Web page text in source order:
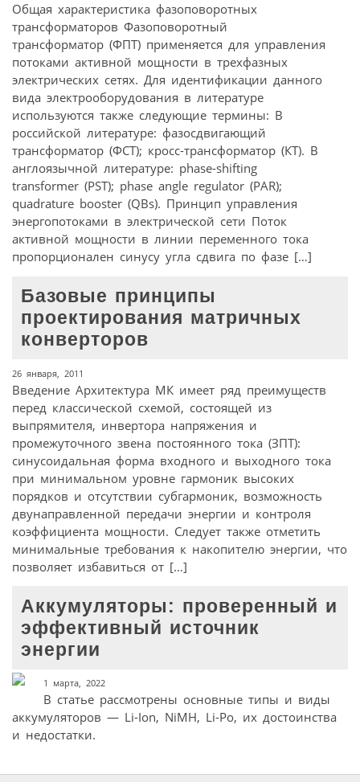
Общая характеристика фазоповоротных
трансформаторов Фазоповоротный
трансформатор (ФПТ) применяется для управления
потоками активной мощности в трехфазных
электрических сетях. Для идентификации данного
вида электрооборудования в литературе
используются также следующие термины: В
российской литературе: фазосдвигающий
трансформатор (ФСТ); кросс-трансформатор (КТ). В
англоязычной литературе: phase-shifting
transformer (PST); phase angle regulator (PAR);
quadrature booster (QBs). Принцип управления
энергопотоками в электрической сети Поток
активной мощности в линии переменного тока
пропорционален синусу угла сдвига по фазе […]
Базовые принципы
проектирования матричных
конверторов
26 января, 2011
Введение Архитектура МК имеет ряд преимуществ
перед классической схемой, состоящей из
выпрямителя, инвертора напряжения и
промежуточного звена постоянного тока (ЗПТ):
синусоидальная форма входного и выходного тока
при минимальном уровне гармоник высоких
порядков и отсутствии субгармоник, возможность
двунаправленной передачи энергии и контроля
коэффициента мощности. Следует также отметить
минимальные требования к накопителю энергии, что
позволяет избавиться от […]
Аккумуляторы: проверенный и
эффективный источник
энергии
1 марта, 2022
В статье рассмотрены основные типы и виды
аккумуляторов — Li-Ion, NiMH, Li-Po, их достоинства
и недостатки.